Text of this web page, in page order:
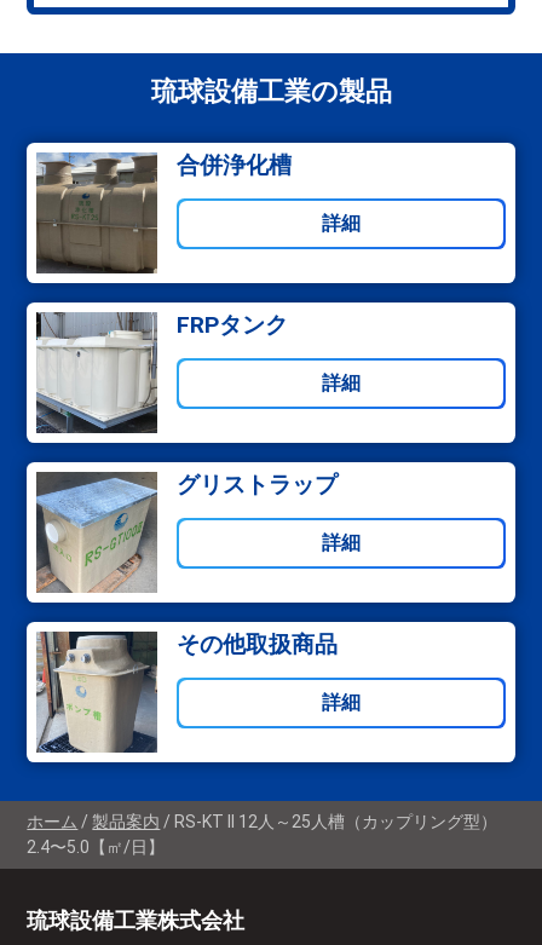
琉球設備工業の製品
合併浄化槽
詳細
FRPタンク
詳細
グリストラップ
詳細
その他取扱商品
詳細
ホーム 製品案内
RS-KT II 12人～25人槽（カップリング型）
2.4〜5.0【㎡/日】
琉球設備工業株式会社